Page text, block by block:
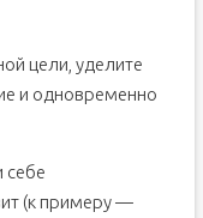
цели, уделите
и одновременно
себе
(к примеру —